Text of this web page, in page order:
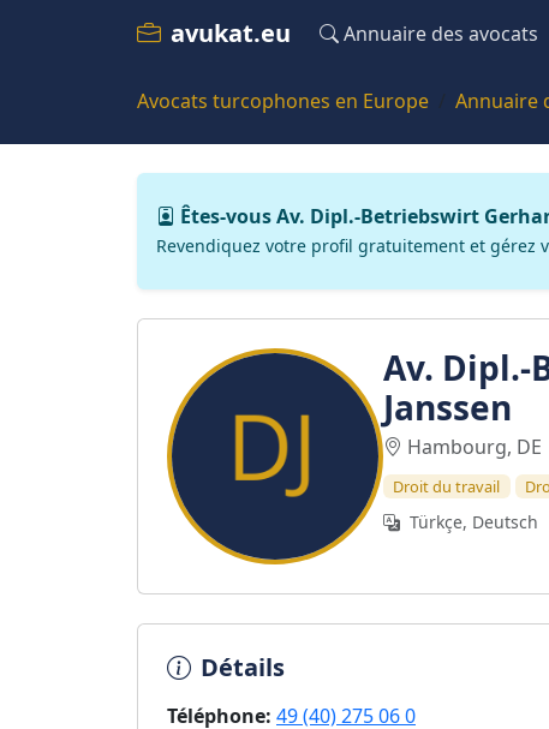
avukat.eu Annuaire des avocats
Avocats turcophones en Europe Annuaire
Êtes-vous Av. Dipl.-Betriebswirt
Revendiquez votre profil gratuitement et gérez
Av.
Janssen
Hambourg, DE
Droit du travail
Türkçe, Deutsch
Détails
Téléphone: 49 (40) 275 06 0